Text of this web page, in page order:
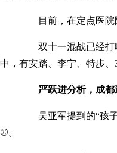
目前，在定点医院隔离
双十一混战已经打响，
中，有安踏、李宁、特步
严跃进分析，成
吴亚军提到的“孩子”或
⚾。